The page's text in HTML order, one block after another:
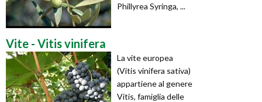
Phillyrea Syringa, ...
Vite - Vitis vinifera
La vite europea
(Vitis vinifera sativa)
appartiene al genere
Vitis, famiglia delle